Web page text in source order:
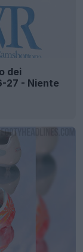
dei
27 - Niente